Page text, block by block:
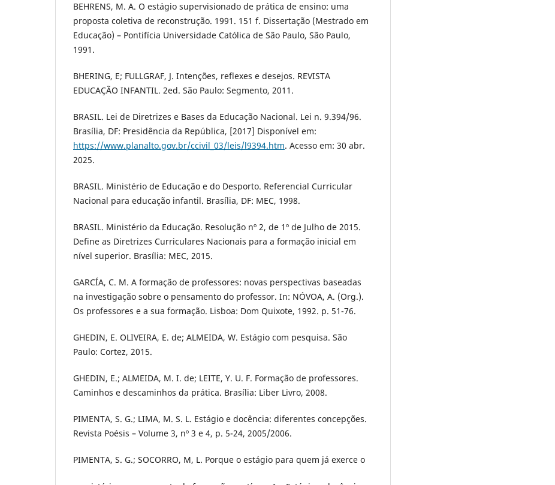
BEHRENS, M. A. O estágio supervisionado de prática de ensino: uma
proposta coletiva de reconstrução. 1991. 151 f. Dissertação (Mestrado em
Educação) – Pontifícia Universidade Católica de São Paulo, São Paulo,
1991.
BHERING, E; FULLGRAF, J. Intenções, reflexes e desejos. REVISTA
EDUCAÇÃO INFANTIL. 2ed. São Paulo: Segmento, 2011.
BRASIL. Lei de Diretrizes e Bases da Educação Nacional. Lei n. 9.394/96.
Brasília, DF: Presidência da República, [2017] Disponível em:
https://www.planalto.gov.br/ccivil_03/leis/l9394.htm. Acesso em: 30 abr.
2025.
BRASIL. Ministério de Educação e do Desporto. Referencial Curricular
Nacional para educação infantil. Brasília, DF: MEC, 1998.
BRASIL. Ministério da Educação. Resolução nº 2, de 1º de Julho de 2015.
Define as Diretrizes Curriculares Nacionais para a formação inicial em
nível superior. Brasília: MEC, 2015.
GARCÍA, C. M. A formação de professores: novas perspectivas baseadas
na investigação sobre o pensamento do professor. In: NÓVOA, A. (Org.).
Os professores e a sua formação. Lisboa: Dom Quixote, 1992. p. 51-76.
GHEDIN, E. OLIVEIRA, E. de; ALMEIDA, W. Estágio com pesquisa. São
Paulo: Cortez, 2015.
GHEDIN, E.; ALMEIDA, M. I. de; LEITE, Y. U. F. Formação de professores.
Caminhos e descaminhos da prática. Brasília: Liber Livro, 2008.
PIMENTA, S. G.; LIMA, M. S. L. Estágio e docência: diferentes concepções.
Revista Poésis – Volume 3, nº 3 e 4, p. 5-24, 2005/2006.
PIMENTA, S. G.; SOCORRO, M, L. Porque o estágio para quem já exerce o